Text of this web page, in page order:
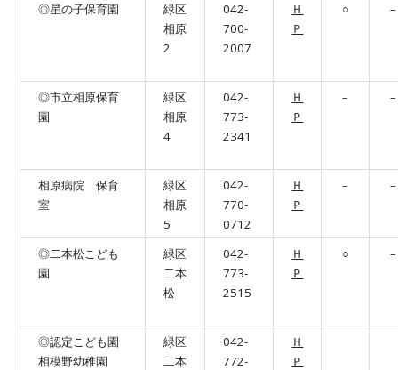
◎星の子保育園
緑区
相原
2
042-
700-
2007
Ｈ
Ｐ
○ –
◎市立相原保育
園
緑区
相原
4
042-
773-
2341
Ｈ
Ｐ
– –
相原病院 保育
室
緑区
相原
5
042-
770-
0712
Ｈ
Ｐ
– –
◎二本松こども
園
緑区
二本
松
042-
773-
2515
Ｈ
Ｐ
○ –
◎認定こども園
相模野幼稚園
緑区
二本
042-
772-
Ｈ
Ｐ